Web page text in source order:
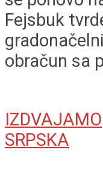
Fejsbuk
obračun sa
IZDVAJAMO
SRPSKA